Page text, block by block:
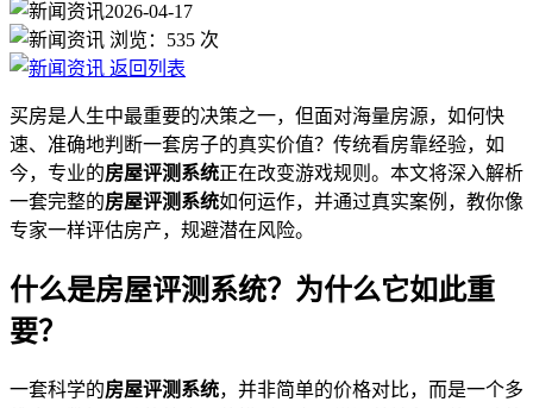
2026-04-17
浏览： 535 次
返回列表
买房是人生中最重要的决策之一，但面对海量房源，如何快
速、准确地判断一套房子的真实价值？传统看房靠经验，如
今，专业的房屋评测系统正在改变游戏规则。本文将深入解析
一套完整的房屋评测系统如何运作，并通过真实案例，教你像
专家一样评估房产，规避潜在风险。
什么是房屋评测系统？为什么它如此重
要？
一套科学的房屋评测系统，并非简单的价格对比，而是一个多